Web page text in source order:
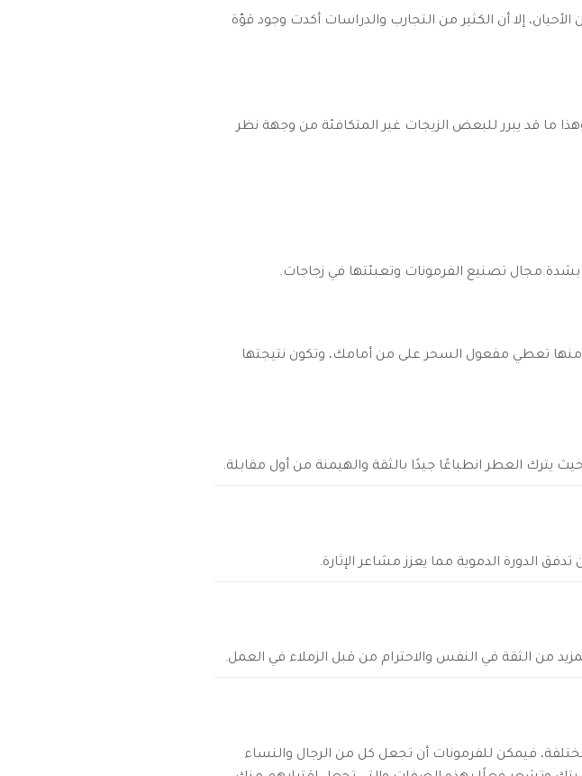
إلا أن الكثير من التجارب والدراسات أكدت وجود قوّة
ما قد يبرر للبعض الزيجات غير المتكافئة من وجهة نظر
بشدة مجال تصنيع الفرمونات وتعبئتها في زجاجات.
تعطي مفعول السحر على من أمامك، وتكون نتيجتها
يترك العطر انطباعًا جيدًا بالثقة والهيمنة من أول مقابلة.
الدورة الدموية مما يعزز مشاعر الإثارة.
من الثقة في النفس والاحترام من قبل الزملاء في العمل.
فيمكن للفرمونات أن تجعل كل من الرجال والنساء